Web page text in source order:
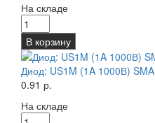
На складе
В корзину
Диод: US1M (1A 1000В) SMA
0.91 р.
На складе